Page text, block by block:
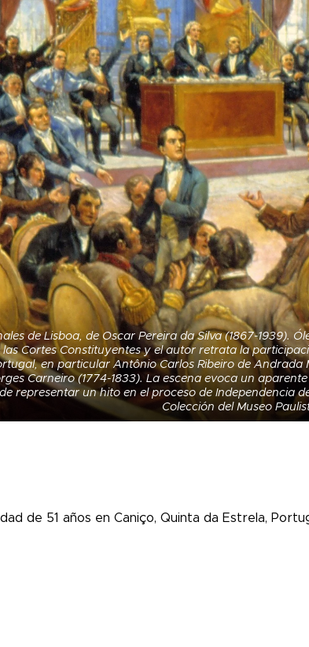
de Lisboa, de Oscar Pereira da Silva (1867-1939).
las Cortes Constituyentes y el autor retrata la
en particular Antônio Carlos Ribeiro de Andrada
Carneiro (1774-1833). La escena evoca un
representar un hito en el proceso de Independencia
Colección del Museo
de 51 años en Caniço, Quinta da Estrela,